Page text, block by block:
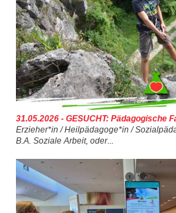
31.05.2026 - GESUCHT: Pädagogische
Erzieher*in / Heilpädagoge*in /
B.A. Soziale Arbeit, oder...